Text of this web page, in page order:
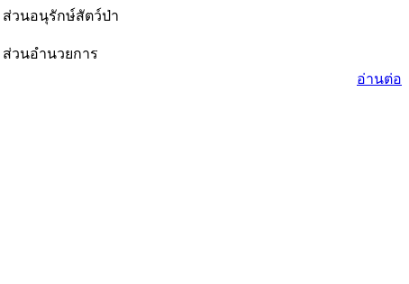
ส่วนอนุรักษ์สัตว์ป่า
ส่วนอำนวยการ
อ่านต่อ